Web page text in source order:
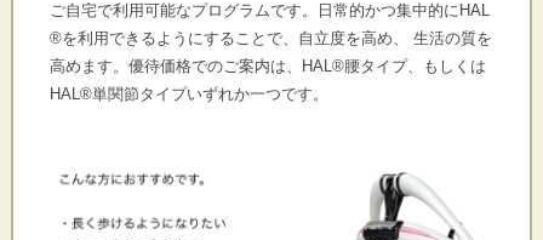
ご自宅で利用可能なプログラムです。日常的かつ集中的にHAL
®を利用できるようにすることで、自立度を高め、 生活の質を
高め ます。優待価格でのご案内は、HAL®腰タイプ、もしくは
HAL®単関節タイプいずれか一つです。